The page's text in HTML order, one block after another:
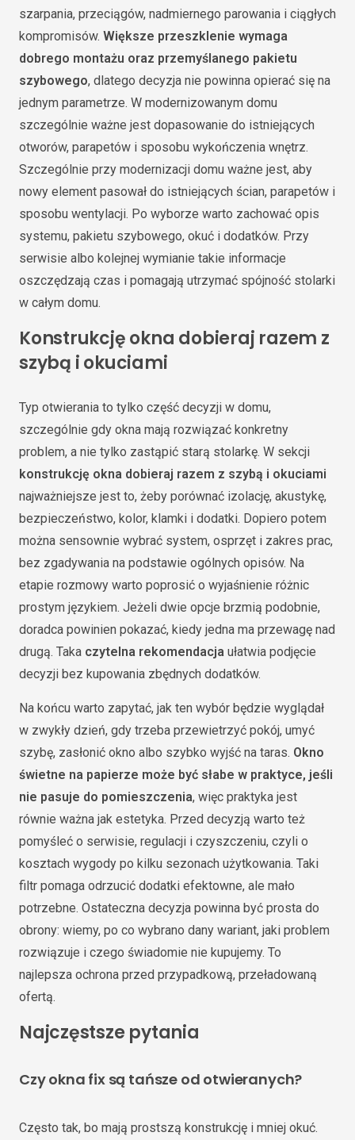
szarpania, przeciągów, nadmiernego parowania i ciągłych
kompromisów. Większe przeszklenie wymaga
dobrego montażu oraz przemyślanego pakietu
szybowego, dlatego decyzja nie powinna opierać się na
jednym parametrze. W modernizowanym domu
szczególnie ważne jest dopasowanie do istniejących
otworów, parapetów i sposobu wykończenia wnętrz.
Szczególnie przy modernizacji domu ważne jest, aby
nowy element pasował do istniejących ścian, parapetów i
sposobu wentylacji. Po wyborze warto zachować opis
systemu, pakietu szybowego, okuć i dodatków. Przy
serwisie albo kolejnej wymianie takie informacje
oszczędzają czas i pomagają utrzymać spójność stolarki
w całym domu.
Konstrukcję okna dobieraj razem z
szybą i okuciami
Typ otwierania to tylko część decyzji w domu,
szczególnie gdy okna mają rozwiązać konkretny
problem, a nie tylko zastąpić starą stolarkę. W sekcji
konstrukcję okna dobieraj razem z szybą i okuciami
najważniejsze jest to, żeby porównać izolację, akustykę,
bezpieczeństwo, kolor, klamki i dodatki. Dopiero potem
można sensownie wybrać system, osprzęt i zakres prac,
bez zgadywania na podstawie ogólnych opisów. Na
etapie rozmowy warto poprosić o wyjaśnienie różnic
prostym językiem. Jeżeli dwie opcje brzmią podobnie,
doradca powinien pokazać, kiedy jedna ma przewagę nad
drugą. Taka czytelna rekomendacja ułatwia podjęcie
decyzji bez kupowania zbędnych dodatków.
Na końcu warto zapytać, jak ten wybór będzie wyglądał
w zwykły dzień, gdy trzeba przewietrzyć pokój, umyć
szybę, zasłonić okno albo szybko wyjść na taras. Okno
świetne na papierze może być słabe w praktyce, jeśli
nie pasuje do pomieszczenia, więc praktyka jest
równie ważna jak estetyka. Przed decyzją warto też
pomyśleć o serwisie, regulacji i czyszczeniu, czyli o
kosztach wygody po kilku sezonach użytkowania. Taki
filtr pomaga odrzucić dodatki efektowne, ale mało
potrzebne. Ostateczna decyzja powinna być prosta do
obrony: wiemy, po co wybrano dany wariant, jaki problem
rozwiązuje i czego świadomie nie kupujemy. To
najlepsza ochrona przed przypadkową, przeładowaną
ofertą.
Najczęstsze pytania
Czy okna fix są tańsze od otwieranych?
Często tak, bo mają prostszą konstrukcję i mniej okuć.